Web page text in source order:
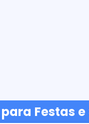
Festas